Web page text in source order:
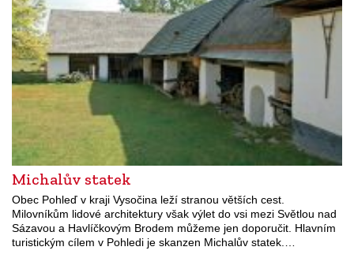
Michalův statek
Obec Pohleď v kraji Vysočina leží stranou větších cest.
Milovníkům lidové architektury však výlet do vsi mezi Světlou nad
Sázavou a Havlíčkovým Brodem můžeme jen doporučit. Hlavním
turistickým cílem v Pohledi je skanzen Michalův statek.…